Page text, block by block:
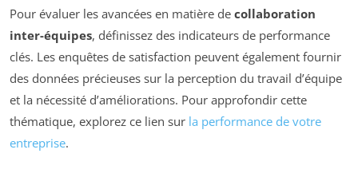
Pour évaluer les avancées en matière de collaboration
inter-équipes, définissez des indicateurs de performance
clés. Les enquêtes de satisfaction peuvent également fournir
des données précieuses sur la perception du travail d’équipe
et la nécessité d’améliorations. Pour approfondir cette
thématique, explorez ce lien sur la performance de votre
entreprise.